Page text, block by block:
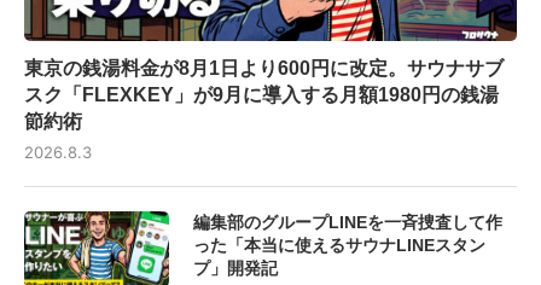
東京の銭湯料金が8月1日より600円に改定。サウナサブ
スク「FLEXKEY」が9月に導入する月額1980円の銭湯
節約術
2026.8.3
編集部のグループLINEを一斉捜査して作
った「本当に使えるサウナLINEスタン
プ」開発記